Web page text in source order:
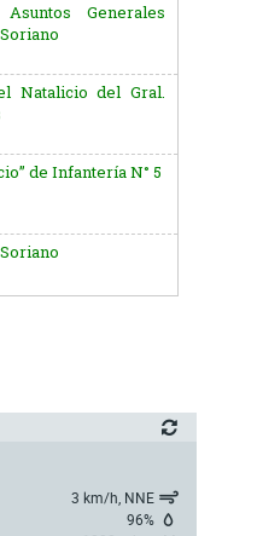
Generales
Natalicio del Gral.
de Infantería N° 5
Embajada de Japón
de Adeudos
3 km/h, NNE
96%